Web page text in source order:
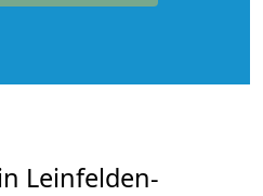
Leinfelden-